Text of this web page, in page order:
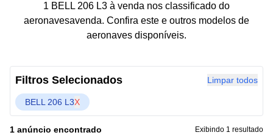
1 BELL 206 L3 à venda nos classificado do
aeronavesavenda. Confira este e outros modelos de
aeronaves disponíveis.
Filtros Selecionados Limpar todos
BELL 206 L3X
1 anúncio encontrado Exibindo 1 resultado